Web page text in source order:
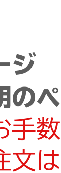
ジ
の
手
文